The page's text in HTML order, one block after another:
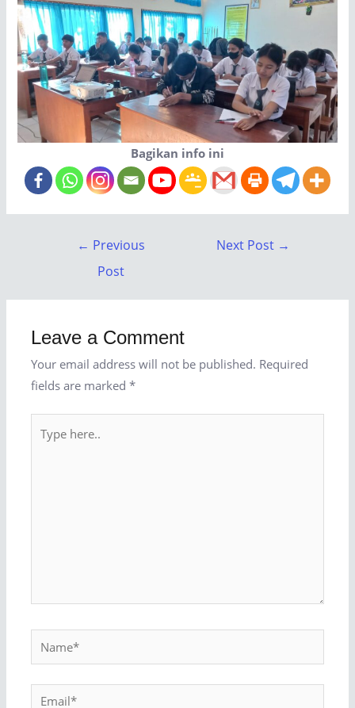
Bagikan info ini
← Previous
Post
Next Post →
Leave a Comment
Your email address will not be published. Required
fields are marked*